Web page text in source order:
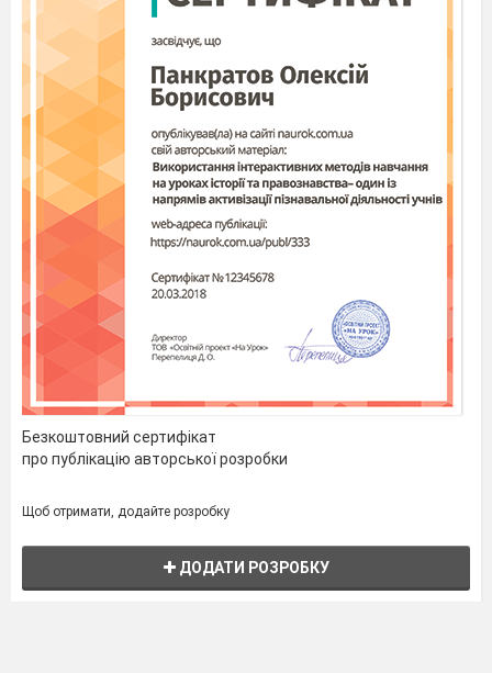
Безкоштовний сертифікат
про публікацію авторської розробки
Щоб отримати, додайте розробку
ДОДАТИ РОЗРОБКУ